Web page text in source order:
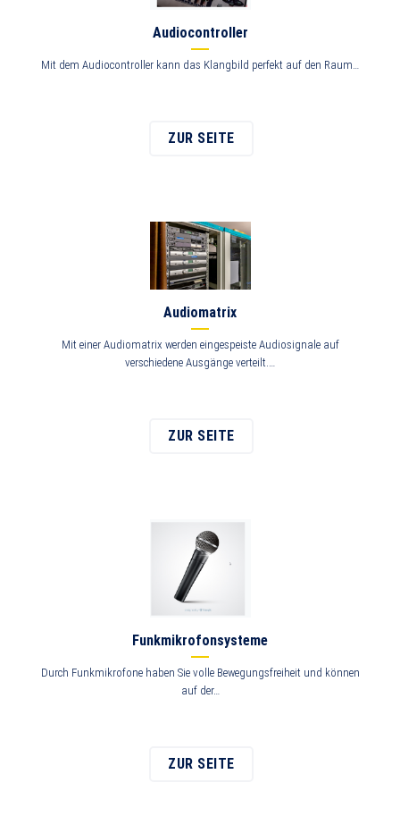
Audiocontroller
Mit dem Audiocontroller kann das Klangbild perfekt auf den Raum…
ZUR SEITE
Audiomatrix
Mit einer Audiomatrix werden eingespeiste Audiosignale auf
verschiedene Ausgänge verteilt.…
ZUR SEITE
Funkmikrofonsysteme
Durch Funkmikrofone haben Sie volle Bewegungsfreiheit und können
auf der…
ZUR SEITE